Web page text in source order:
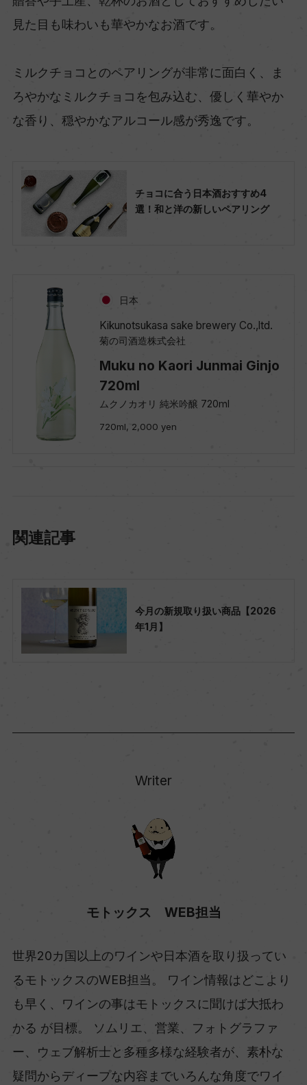
見た目も味わいも華やかなお酒です。
ミルクチョコとのペアリングが非常に面白く、ま
ろやかなミルクチョコを包み込む、優しく華やか
な香り、穏やかなアルコール感が秀逸です。
チョコに合う日本酒おすすめ4
選！和と洋の新しいペアリング
日本
Kikunotsukasa sake brewery Co.,ltd.
菊の司酒造株式会社
Muku no Kaori Junmai Ginjo
720ml
ムクノカオリ 純米吟醸 720ml
720ml, 2,000 yen
関連記事
今月の新規取り扱い商品【2026
年1月】
Writer
モトックス WEB担当
世界20カ国以上のワインや日本酒を取り扱ってい
るモトックスのWEB担当。 ワイン情報はどこより
も早く、ワインの事はモトックスに聞けば大抵わ
かる が目標。 ソムリエ、営業、フォトグラファ
ー、ウェブ解析士と多種多様な経験者が、素朴な
疑問からディープな内容までいろんな角度でワイ